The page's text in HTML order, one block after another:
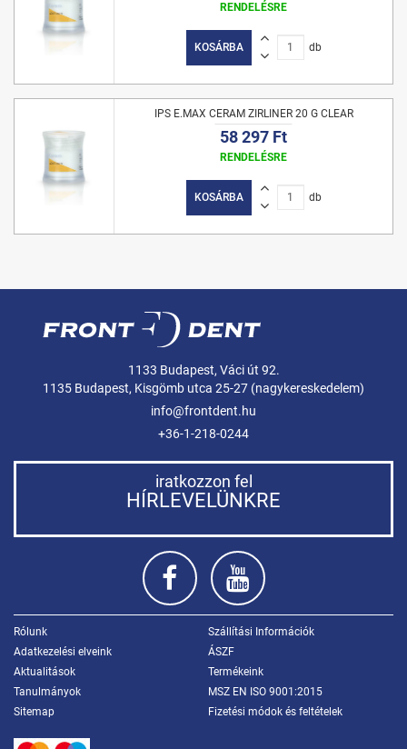
RENDELÉSRE
KOSÁRBA db
IPS E.MAX CERAM ZIRLINER 20 G CLEAR
58 297 Ft
RENDELÉSRE
KOSÁRBA db
1133 Budapest, Váci út 92.
1135 Budapest, Kisgömb utca 25-27 (nagykereskedelem)
info@frontdent.hu
+36-1-218-0244
iratkozzon fel
HÍRLEVELÜNKRE
Rólunk
Szállítási Információk
Adatkezelési elveink
ÁSZF
Aktualitások
Termékeink
Tanulmányok
MSZ EN ISO 9001:2015
Sitemap
Fizetési módok és feltételek